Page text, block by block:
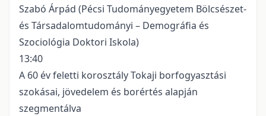
Szabó Árpád (Pécsi Tudományegyetem Bölcsészet-
és Társadalomtudományi – Demográfia és
Szociológia Doktori Iskola)
13:40
A 60 év feletti korosztály Tokaji borfogyasztási
szokásai, jövedelem és borértés alapján
szegmentálva